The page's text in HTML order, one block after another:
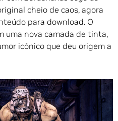
cheio de caos, agora
para download. O
uma nova camada de tinta,
icônico que deu origem a